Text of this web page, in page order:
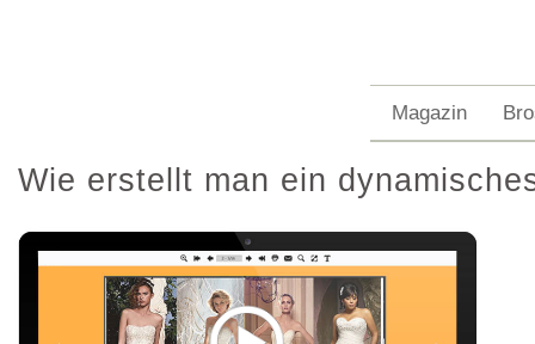
Magazin
Wie erstellt man ein